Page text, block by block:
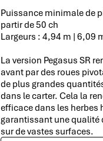
Puissance minimale de
partir de 50 ch
Largeurs : 4,94 m | 6,09
La version Pegasus SR
avant par des roues
de plus grandes
dans le carter. Cela la
efficace dans les herbes
garantissant une qualité
sur de vastes surfaces.